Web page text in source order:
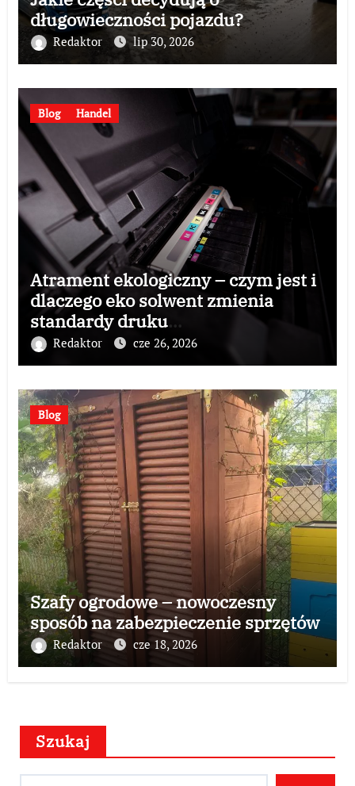
długowieczności pojazdu?
Redaktor lip 30, 2026
Blog Handel
Atrament ekologiczny – czym jest i
dlaczego eko solwent zmienia
standardy druku
wielkoformatowego?
Redaktor cze 26, 2026
Blog
Szafy ogrodowe – nowoczesny
sposób na zabezpieczenie sprzętów
Redaktor cze 18, 2026
Szukaj